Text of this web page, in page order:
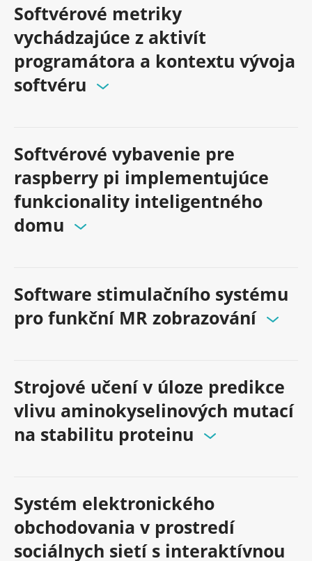
Softvérové metriky
vychádzajúce z aktivít
programátora a kontextu vývoja
softvéru
Softvérové vybavenie pre
raspberry pi implementujúce
funkcionality inteligentného
domu
Software stimulačního systému
pro funkční MR zobrazování
Strojové učení v úloze predikce
vlivu aminokyselinových mutací
na stabilitu proteinu
Systém elektronického
obchodovania v prostredí
sociálnych sietí s interaktívnou